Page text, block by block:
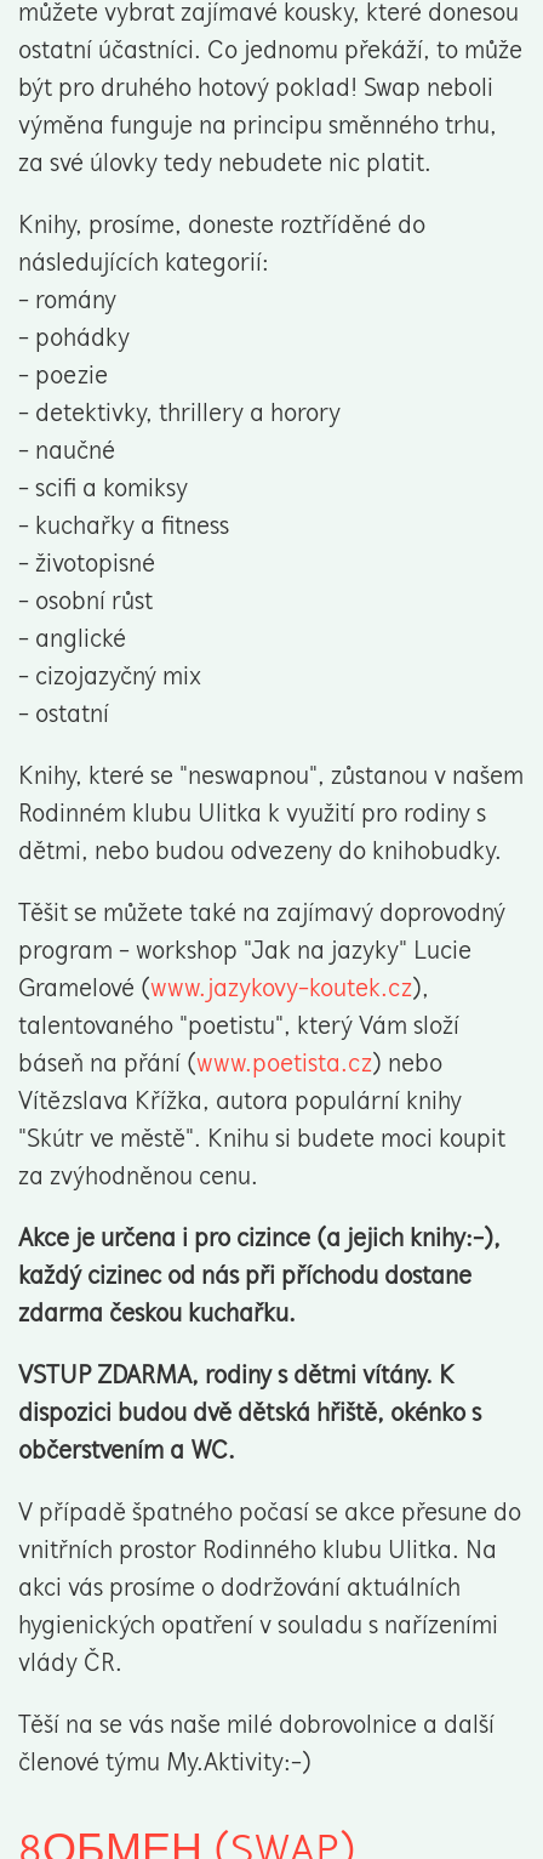
můžete vybrat zajímavé kousky, které donesou
ostatní účastníci. Co jednomu překáží, to může
být pro druhého hotový poklad! Swap neboli
výměna funguje na principu směnného trhu,
za své úlovky tedy nebudete nic platit.
Knihy, prosíme, doneste roztříděné do
následujících kategorií:
- romány
- pohádky
- poezie
- detektivky, thrillery a horory
- naučné
- scifi a komiksy
- kuchařky a fitness
- životopisné
- osobní růst
- anglické
- cizojazyčný mix
- ostatní
Knihy, které se "neswapnou", zůstanou v našem
Rodinném klubu Ulitka k využití pro rodiny s
dětmi, nebo budou odvezeny do knihobudky.
Těšit se můžete také na zajímavý doprovodný
program - workshop "Jak na jazyky" Lucie
Gramelové (www.jazykovy-koutek.cz),
talentovaného "poetistu", který Vám složí
báseň na přání (www.poetista.cz) nebo
Vítězslava Křížka, autora populární knihy
"Skútr ve městě". Knihu si budete moci koupit
za zvýhodněnou cenu.
Akce je určena i pro cizince (a jejich knihy:-),
každý cizinec od nás při příchodu dostane
zdarma českou kuchařku.
VSTUP ZDARMA, rodiny s dětmi vítány. K
dispozici budou dvě dětská hřiště, okénko s
občerstvením a WC.
V případě špatného počasí se akce přesune do
vnitřních prostor Rodinného klubu Ulitka. Na
akci vás prosíme o dodržování aktuálních
hygienických opatření v souladu s nařízeními
vlády ČR.
Těší na se vás naše milé dobrovolnice a další
členové týmu My.Aktivity:-)